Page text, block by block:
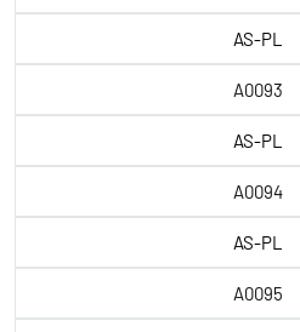
AS-PL
A0093
AS-PL
A0094
AS-PL
A0095